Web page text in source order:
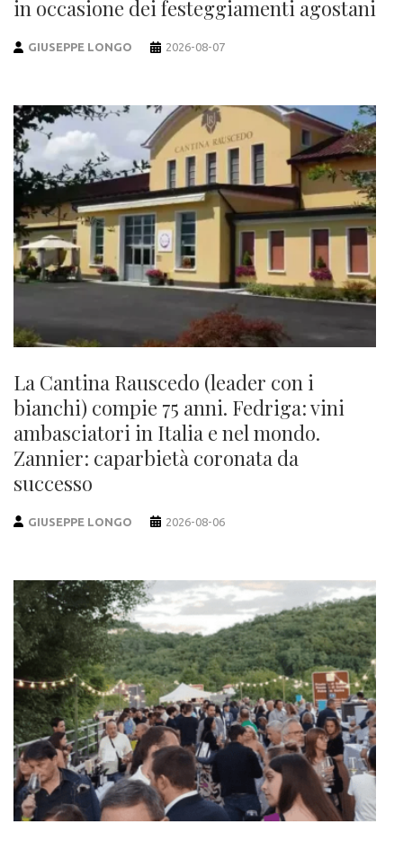
in occasione dei festeggiamenti agostani
GIUSEPPE LONGO 2026-08-07
La Cantina Rauscedo (leader con i
bianchi) compie 75 anni. Fedriga: vini
ambasciatori in Italia e nel mondo.
Zannier: caparbietà coronata da
successo
GIUSEPPE LONGO 2026-08-06